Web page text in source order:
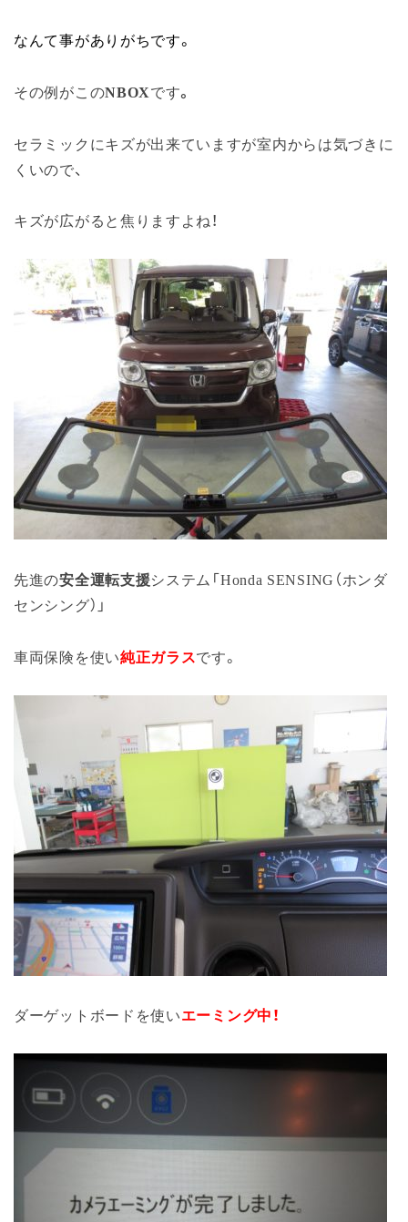
なんて事がありがちです。
その例がこのNBOXです。
セラミックにキズが出来ていますが室内からは気づきに
くいので、
キズが広がると焦りますよね！
先進の安全運転支援システム「Honda SENSING（ホンダ
センシング）」
車両保険を使い純正ガラスです。
ダーゲットボードを使いエーミング中！